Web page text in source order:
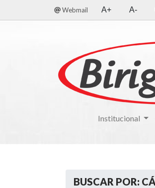
Webmail A+ A-
Institucional
BUSCAR POR: